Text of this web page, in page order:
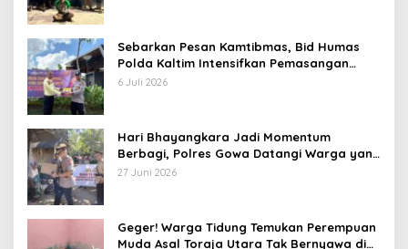
Sebarkan Pesan Kamtibmas, Bid Humas
Polda Kaltim Intensifkan Pemasangan
Spanduk serta Pembagian Stiker
6 Juli 2026
Hari Bhayangkara Jadi Momentum
Berbagi, Polres Gowa Datangi Warga yang
Membutuhkan
27 Juni 2026
Geger! Warga Tidung Temukan Perempuan
Muda Asal Toraja Utara Tak Bernyawa di